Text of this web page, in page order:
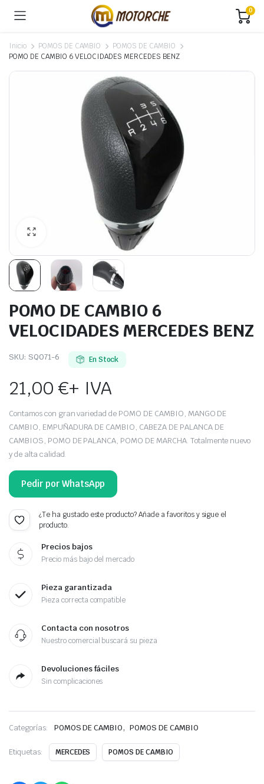
0
Inicio POMOS DE CAMBIO
POMOS DE CAMBIO
POMO DE CAMBIO 6 VELOCIDADES MERCEDES BENZ
POMO DE CAMBIO 6
VELOCIDADES MERCEDES BENZ
SKU: SQ071-6 En Stock
21,00€+ IVA
Contamos con gran variedad de POMO DE CAMBIO, MANGO DE
CAMBIO, EMPUÑADURA DE CAMBIO, CABEZA DE PALANCA DE
CAMBIOS, POMO DE PALANCA, POMO DE MARCHA. Totalmente nuevo
y de alta calidad.
Pedir por WhatsApp
¿Te ha gustado este producto? Añade a favoritos y sigue el
producto.
Precios bajos
Precio más bajo del mercado
Pieza garantizada
Pieza correcta compatible
Contacta con nosotros
Nuestro comercial buscará su pieza
Devoluciones fáciles
Sin complicaciones
Categorías: POMOS DE CAMBIO, POMOS DE CAMBIO
Etiquetas: MERCEDES POMOS DE CAMBIO